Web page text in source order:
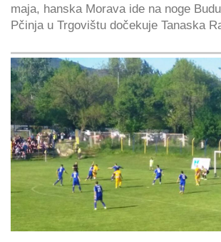
maja, hanska Morava ide na noge
Pčinja u Trgovištu dočekuje Tanaska